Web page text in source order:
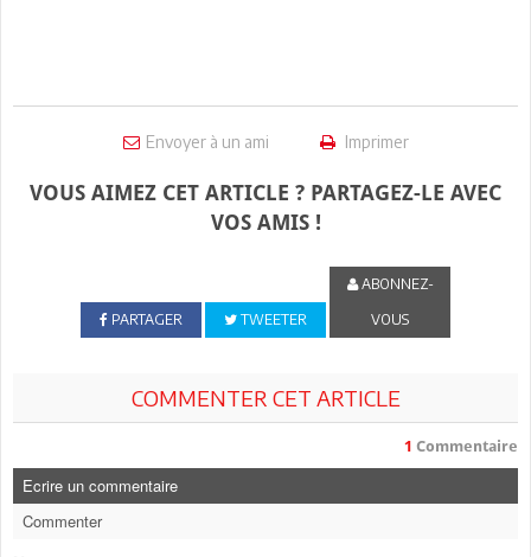
Envoyer à un ami Imprimer
VOUS AIMEZ CET ARTICLE ? PARTAGEZ-LE AVEC
VOS AMIS !
PARTAGER TWEETER
ABONNEZ-
VOUS
COMMENTER CET ARTICLE
1 Commentaire
Ecrire un commentaire
Commenter